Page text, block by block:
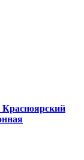
Красноярский